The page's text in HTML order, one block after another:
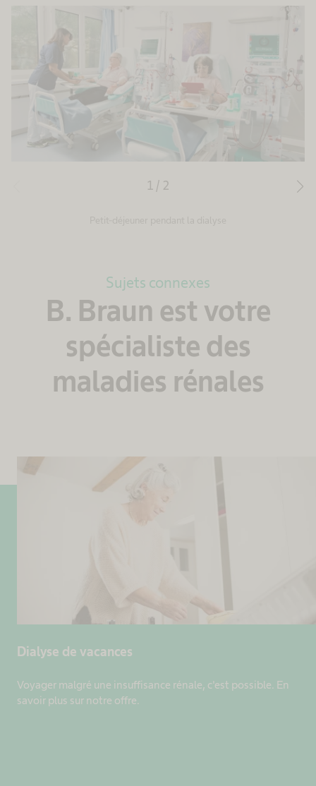
1 / 2
Sujets connexes
B. Braun est votre
spécialiste des
maladies rénales
Dialyse de vacances
Voyager malgré une insuffisance rénale, c'est possible. En
savoir plus sur notre offre.